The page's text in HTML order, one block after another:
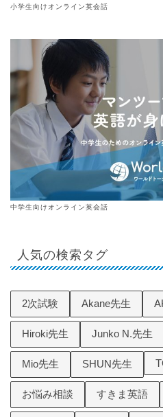
小学生向けオンライン英会話
中学生向けオンライン英会話
人気の検索タグ
2次試験 Akane先生
Hiroki先生 Junko N.先生
Mio先生 SHUN先生
お悩み相談 すきま英語